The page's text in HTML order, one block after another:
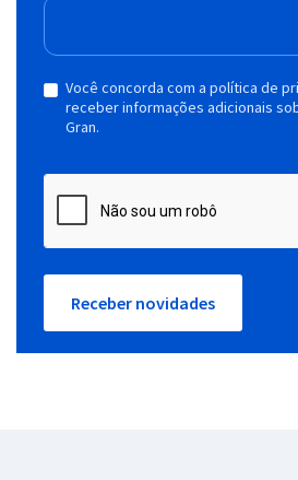
Você concorda com a política de
receber informações adicionais
Gran.
Receber novidades